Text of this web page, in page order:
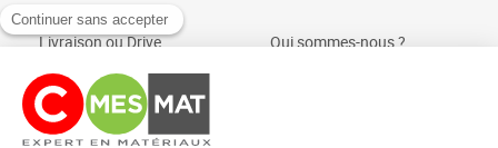
Livraison ou Drive
Paiement sécurisé
Foire aux questions
Qui sommes-nous ?